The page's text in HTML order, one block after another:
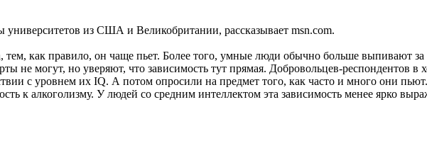
из США и Великобритании, рассказывает msn.com.
как правило, он чаще пьет. Более того, умные люди обычно больше выпивают
не могут, но уверяют, что зависимость тут прямая. Добровольцев-респондентов в
с уровнем их IQ. А потом опросили на предмет того, как часто и много они
к алкоголизму. У людей со средним интеллектом эта зависимость менее ярко